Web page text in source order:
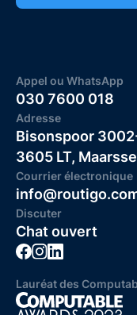
Appel ou WhatsApp
030 7600 018
Adresse
Bisonspoor
3605 LT,
Courrier électronique
Discuter
Chat ouvert
Lauréat des